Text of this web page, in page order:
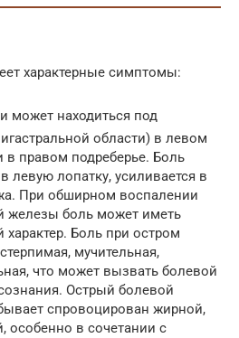
характерные симптомы:
может находиться под
области) в левом
в правом подреберье. Боль
левую лопатку, усиливается в
При обширном воспалении
железы боль может иметь
Боль при остром
мучительная,
что может вызвать болевой
Острый болевой
спровоцирован жирной,
особенно в сочетании с